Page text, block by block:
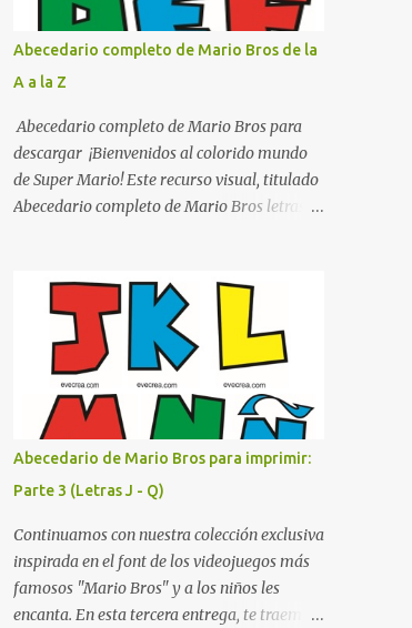
Pensando en esta necesidad, he diseñado
una colección de letreros útiles para la
escuela con un estilo elegante, fácil de leer y
listo para imprimir en alta calidad. Su diseño
busca combinar funcionalidad y estética,
logrando que cualquier institución educativa
proyecte una imagen más organizada y
profesional. ¿Por qué son importantes los
quienes visitan la institución por primera
vez, encontrar la biblioteca, la dirección o un
aula específica puede resultar c...
Abecedario completo de Mario Bros de la
A a la Z
Abecedario completo de Mario Bros para
descargar ¡Bienvenidos al colorido mundo
de Super Mario! Este recurso visual, titulado
Abecedario completo de Mario Bros letras
de los videojuegos. Este set de letras está
diseñado para transformar cualquier
mensaje en una aventura, utilizando la
tipografía clásica y robusta que los fans han
reconocido por décadas. En esta primera
sección, el abecedario nos presenta:
Identidad Visual: Un diseño de bloques con
bordes negros gruesos que resaltan sobre
cualquier fondo. Paleta de Colores: Una
secuencia dinámica que alterna entre el rojo
de Mario, el verde de Luigi, y los tonos azul y
amarillo clásicos de los elementos del juego.
Contenido Actual: La imagen muestra la
Abecedario de Mario Bros para imprimir:
Parte 3 (Letras J - Q)
Continuamos con nuestra colección exclusiva
inspirada en el font de los videojuegos más
famosos "Mario Bros" y a los niños les
encanta. En esta tercera entrega, te traemos